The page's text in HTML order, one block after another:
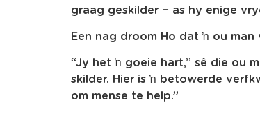
graag geskilder − as hy enige
Een nag droom Ho dat ŉ ou
“Jy het ŉ goeie hart,” sê die ou
skilder. Hier is ŉ betowerde
om mense te help.”